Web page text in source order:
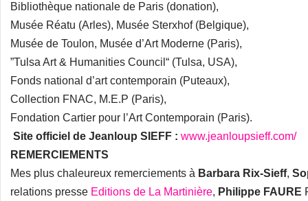
Bibliothèque nationale de Paris (donation),
Musée Réatu (Arles), Musée Sterxhof (Belgique),
Musée de Toulon, Musée d’Art Moderne (Paris),
”Tulsa Art & Humanities Council“ (Tulsa, USA),
Fonds national d’art contemporain (Puteaux),
Collection FNAC, M.E.P (Paris),
Fondation Cartier pour l’Art Contemporain (Paris).
Site officiel de Jeanloup SIEFF : www.jeanloupsieff.com/
REMERCIEMENTS
Mes plus chaleureux remerciements à Barbara Rix-Sieff,
relations presse Editions de La Martinière, Philippe FAURE